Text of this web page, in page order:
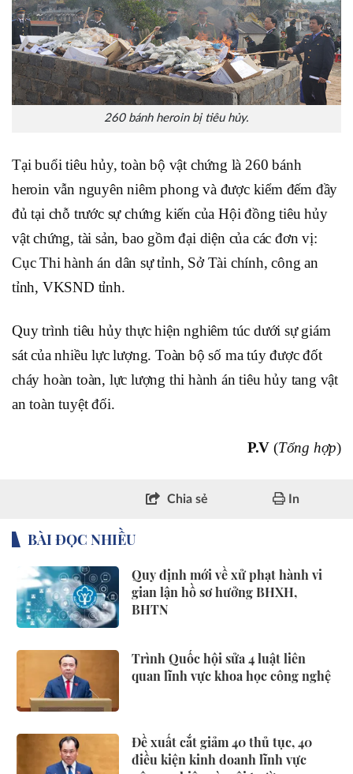
260 bánh heroin bị tiêu hủy.
Tại buổi tiêu hủy, toàn bộ vật chứng là 260 bánh
heroin vẫn nguyên niêm phong và được kiểm đếm đầy
đủ tại chỗ trước sự chứng kiến của Hội đồng tiêu hủy
vật chứng, tài sản, bao gồm đại diện của các đơn vị:
Cục Thi hành án dân sự tỉnh, Sở Tài chính, công an
tỉnh, VKSND tỉnh.
Quy trình tiêu hủy thực hiện nghiêm túc dưới sự giám
sát của nhiều lực lượng. Toàn bộ số ma túy được đốt
cháy hoàn toàn, lực lượng thi hành án tiêu hủy tang vật
an toàn tuyệt đối.
P.V (Tổng hợp)
Chia sẻ In
BÀI ĐỌC NHIỀU
Quy định mới về xử phạt hành vi
gian lận hồ sơ hưởng BHXH,
BHTN
Trình Quốc hội sửa 4 luật liên
quan lĩnh vực khoa học công nghệ
Đề xuất cắt giảm 40 thủ tục, 40
điều kiện kinh doanh lĩnh vực